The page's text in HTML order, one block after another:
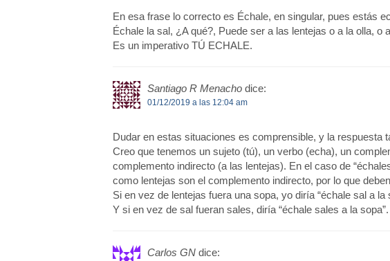
En esa frase lo correcto es Échale, en singular, pues estás
Échale la sal, ¿A qué?, Puede ser a las lentejas o a la olla, o
Es un imperativo TÚ ECHALE.
Santiago R Menacho dice:
01/12/2019 a las 12:04 am
Dudar en estas situaciones es comprensible, y la respuesta
Creo que tenemos un sujeto (tú), un verbo (echa), un
complemento indirecto (a las lentejas). En el caso de
como lentejas son el complemento indirecto, por lo que
Si en vez de lentejas fuera una sopa, yo diría “échale sal a la
Y si en vez de sal fueran sales, diría “échale sales a la sopa”.
Carlos GN dice: